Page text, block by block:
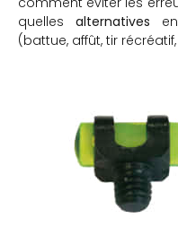
quellesalternatives
(battue, affût, tir